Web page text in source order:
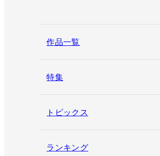
作品一覧
特集
トピックス
ランキング